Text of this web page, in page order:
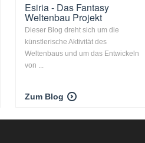
Esiria - Das Fantasy
Weltenbau Projekt
Dieser Blog dreht sich um die
künstlerische Aktivität des
Weltenbaus und um das Entwickeln
von ...
Zum Blog